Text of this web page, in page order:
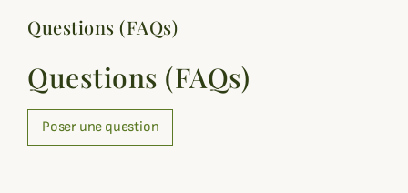
Questions (FAQs)
Questions (FAQs)
Poser une question